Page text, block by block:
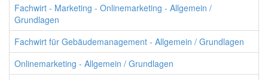
Fachwirt - Marketing - Onlinemarketing - Allgemein /
Grundlagen
Fachwirt für Gebäudemanagement - Allgemein / Grundlagen
Onlinemarketing - Allgemein / Grundlagen